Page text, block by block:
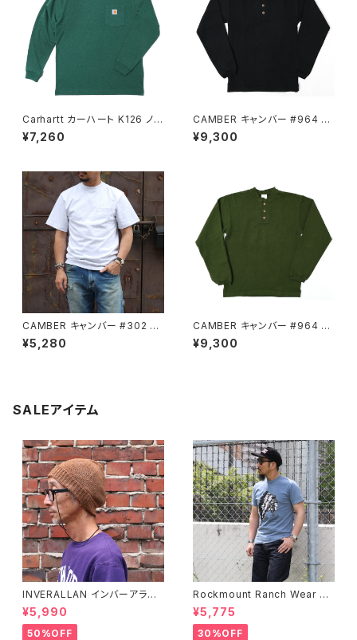
Carhartt カーハート K126 ノー
スウッドヘザー メンズ ロングス
リーブ ポケットTシャツ
¥7,260
CAMBER キャンバー #964 BL
ACK 長袖 ヘンリーネック 厚地
Tシャツ
¥9,300
CAMBER キャンバー #302 G
REY 半袖 Tシャツ ポケット付
厚地 無地
¥5,280
CAMBER キャンバー #964 O
LIVE 長袖 ヘンリーネック 厚地
Tシャツ
¥9,300
SALEアイテム
INVERALLAN インバーアラン 1
00%ピュアウール ニットキャッ
プ 全8色
¥5,990
50%OFF
Rockmount Ranch Wear ロ
ックマウント ランチウェア Chie
f Western T-Shirt 半袖Tシャ
ツ 全2色
¥5,775
30%OFF